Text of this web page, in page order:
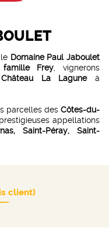
Domaine Paul Jaboulet
famille Frey , vignerons
Château La Laguneà
parcelles des Côtes-du-
appellations
Saint-Péray, Saint-
client)